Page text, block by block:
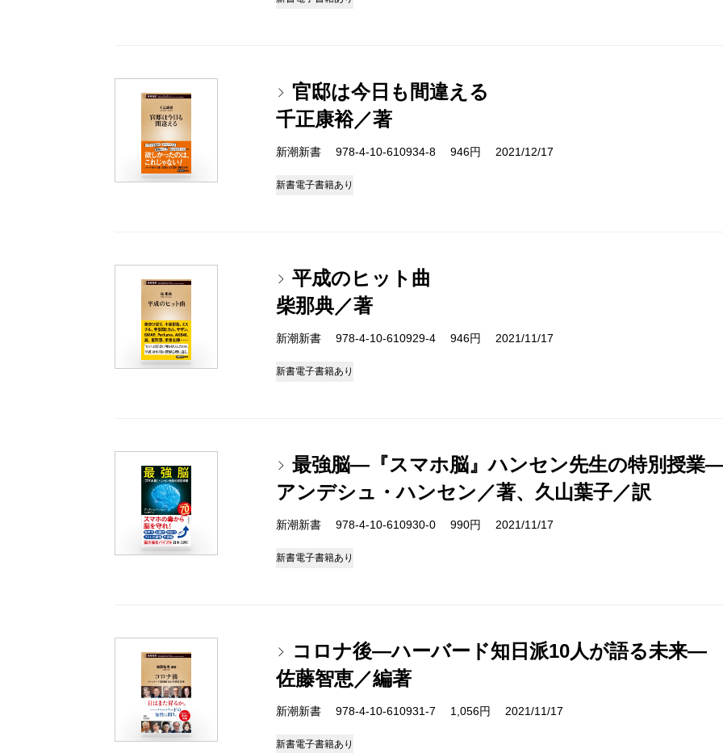
官邸は今日も間違える
千正康裕／著
新潮新書 978-4-10-610934-8 946円 2021/12/17
新書電子書籍あり
平成のヒット曲
柴那典／著
新潮新書 978-4-10-610929-4 946円 2021/11/17
新書電子書籍あり
最強脳―『スマホ脳』ハンセン先生の特別授業
アンデシュ・ハンセン／著、久山葉子／訳
新潮新書 978-4-10-610930-0 990円 2021/11/17
新書電子書籍あり
コロナ後―ハーバード知日派10人が語る未来―
佐藤智恵／編著
新潮新書 978-4-10-610931-7 1,056円 2021/11/17
新書電子書籍あり